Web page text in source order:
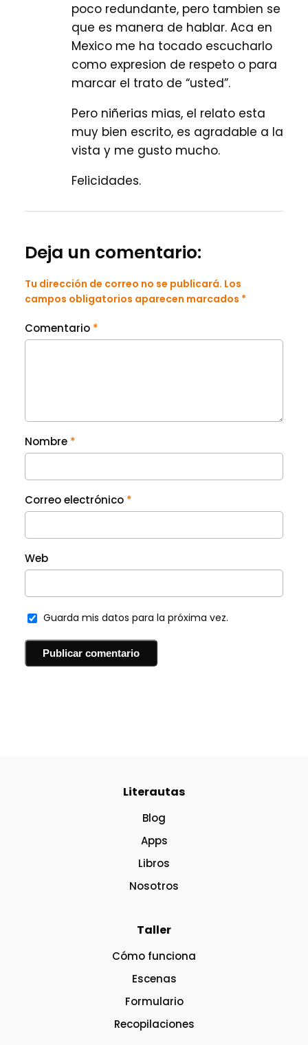
poco redundante, pero tambien se
que es manera de hablar. Aca en
Mexico me ha tocado escucharlo
como expresion de respeto o para
marcar el trato de “usted”.
Pero niñerias mias, el relato esta
muy bien escrito, es agradable a la
vista y me gusto mucho.
Felicidades.
Deja un comentario:
Tu dirección de correo no se publicará. Los
campos obligatorios aparecen marcados *
Comentario *
Nombre *
Correo electrónico *
Web
Guarda mis datos para la próxima vez.
Literautas
Blog
Apps
Libros
Nosotros
Taller
Cómo funciona
Escenas
Formulario
Recopilaciones